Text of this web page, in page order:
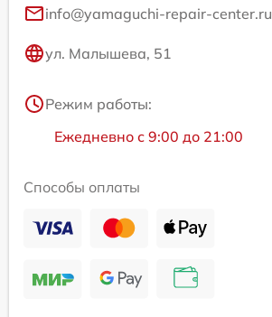
info@yamaguchi-repair-center.ru
ул. Малышева, 51
Режим работы:
Ежедневно с 9:00 до 21:00
Способы оплаты